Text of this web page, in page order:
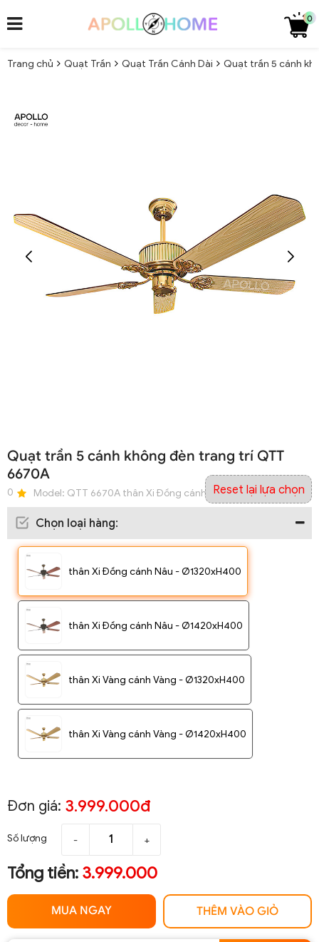
0
Trang chủ Quạt Trần Quạt Trần Cánh Dài Quạt trần 5 cánh
Quạt trần 5 cánh không đèn trang trí QTT
6670A
0 Model: QTT 6670A thân Xi Đồng cánh Nâu - Ø1320xH400
Chọn loại hàng:
thân Xi Đồng cánh Nâu - Ø1320xH400
thân Xi Đồng cánh Nâu - Ø1420xH400
thân Xi Vàng cánh Vàng - Ø1320xH400
thân Xi Vàng cánh Vàng - Ø1420xH400
Reset lại lựa chọn
Đơn giá: 3.999.000đ
Số lượng - +
Tổng tiền: 3.999.000
MUA NGAY THÊM VÀO GIỎ